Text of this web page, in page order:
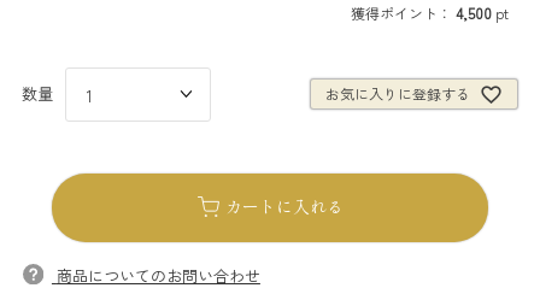
獲得ポイント： 4,500 pt
お気に入りに登録する
カートに入れる
商品についてのお問い合わせ